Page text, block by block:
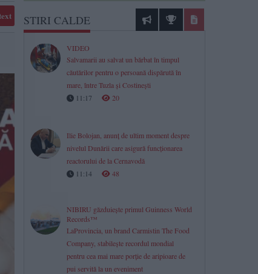
STIRI CALDE
VIDEO
Salvamarii au salvat un bărbat în timpul
căutărilor pentru o persoană dispărută în
mare, între Tuzla și Costinești
11:17
20
Ilie Bolojan, anunț de ultim moment despre
nivelul Dunării care asigură funcționarea
reactorului de la Cernavodă
11:14
48
NIBIRU găzduiește primul Guinness World
Records™
LaProvincia, un brand Carmistin The Food
Company, stabilește recordul mondial
pentru cea mai mare porție de aripioare de
pui servită la un eveniment